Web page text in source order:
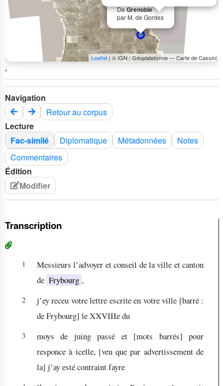
DeGrenoble
par M. de Gordes
Leaflet | © IGN / Géoplateforme — Carte de Cassini
,
Navigation
Retour au corpus
Lecture
Fac-similé
Diplomatique Métadonnées
Notes
Commentaires
Édition
Modifier
Transcription
1
Messieurs l’advoyer et conseil de la ville et canton
de Frybourg ,
2 j’ey receu votre lettre escrite en votre ville [barré :
de Frybourg] le XXVIIIe du
3
moys de juing passé et [mots barrés] pour
responce à icelle, [veu que par advertissement de
la] j’ay esté contraint fayre